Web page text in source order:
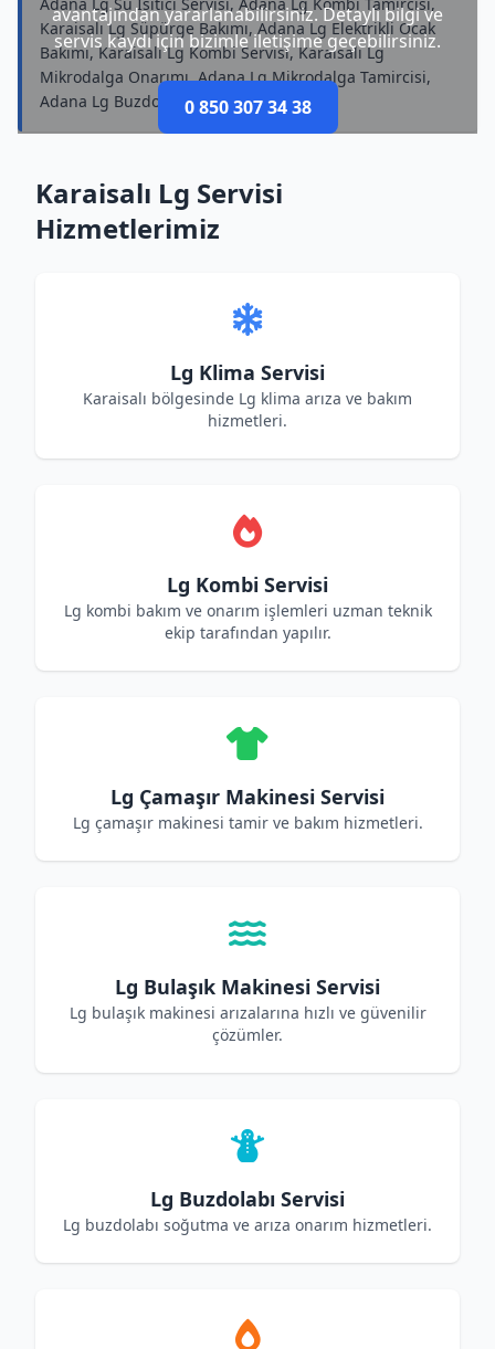
avantajından yararlanabilirsiniz. Detaylı bilgi ve
servis kaydı için bizimle iletişime geçebilirsiniz.
0 850 307 34 38
Karaisalı Lg Süpürge Bakımı, Adana Lg Elektrikli Ocak
Bakımı, Karaisalı Lg Kombi Servisi, Karaisalı Lg
Mikrodalga Onarımı, Adana Lg Mikrodalga Tamircisi,
Adana Lg Buzdolabı Bakımı
Karaisalı Lg Servisi
Hizmetlerimiz
Lg Klima Servisi
Karaisalı bölgesinde Lg klima arıza ve bakım
hizmetleri.
Lg Kombi Servisi
Lg kombi bakım ve onarım işlemleri uzman teknik
ekip tarafından yapılır.
Lg Çamaşır Makinesi Servisi
Lg çamaşır makinesi tamir ve bakım hizmetleri.
Lg Bulaşık Makinesi Servisi
Lg bulaşık makinesi arızalarına hızlı ve güvenilir
çözümler.
Lg Buzdolabı Servisi
Lg buzdolabı soğutma ve arıza onarım hizmetleri.